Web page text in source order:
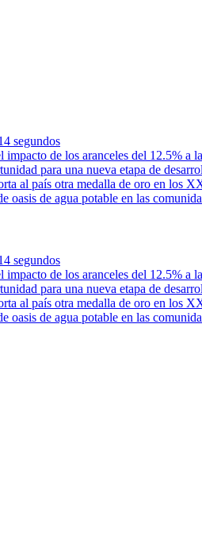
segundos
de los aranceles del 12.5% a
para una nueva etapa de
al país otra medalla de oro en los
oasis de agua potable en las
segundos
de los aranceles del 12.5% a
para una nueva etapa de
al país otra medalla de oro en los
oasis de agua potable en las